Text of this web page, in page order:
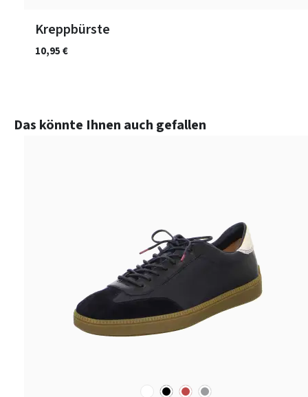
Kreppbürste
10,95 €
Produktgalerie überspringen
Das könnte Ihnen auch gefallen
weißschwarz
rot grau